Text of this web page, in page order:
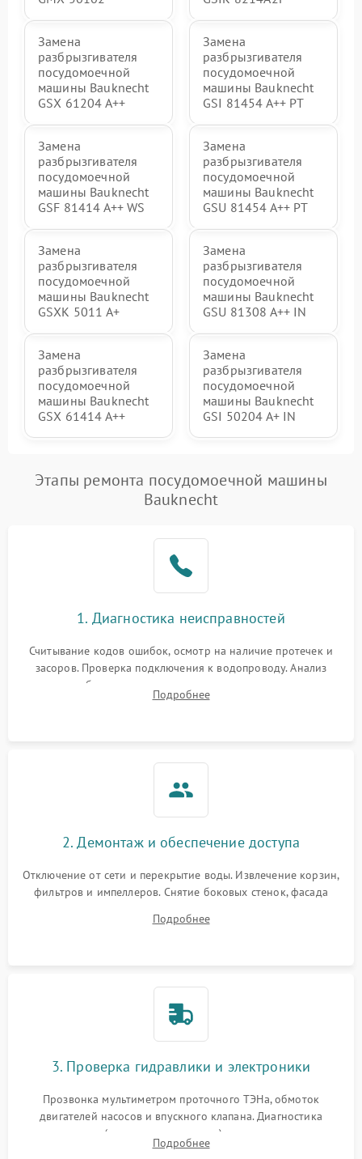
Замена
разбрызгивателя
посудомоечной
машины Bauknecht
GSX 61204 A++
Замена
разбрызгивателя
посудомоечной
машины Bauknecht
GSI 81454 A++ PT
Замена
разбрызгивателя
посудомоечной
машины Bauknecht
GSF 81414 A++ WS
Замена
разбрызгивателя
посудомоечной
машины Bauknecht
GSU 81454 A++ PT
Замена
разбрызгивателя
посудомоечной
машины Bauknecht
GSXK 5011 A+
Замена
разбрызгивателя
посудомоечной
машины Bauknecht
GSU 81308 A++ IN
Замена
разбрызгивателя
посудомоечной
машины Bauknecht
GSX 61414 A++
Замена
разбрызгивателя
посудомоечной
машины Bauknecht
GSI 50204 A+ IN
Этапы ремонта посудомоечной машины
Bauknecht
1. Диагностика неисправностей
Считывание кодов ошибок, осмотр на наличие протечек и
засоров. Проверка подключения к водопроводу. Анализ
жалоб на отсутствие слива, нагрева, вращения
разбрызгивателей или срабатывание системы защиты
Подробнее
2. Демонтаж и обеспечение доступа
Отключение от сети и перекрытие воды. Извлечение корзин,
фильтров и импеллеров. Снятие боковых стенок, фасада
циркуляционному насосу, ТЭНу и сливной помпе.
Подробнее
3. Проверка гидравлики и электроники
Прозвонка мультиметром проточного ТЭНа, обмоток
двигателей насосов и впускного клапана. Диагностика
прессостата (датчика уровня воды), датчика мутности,
концевика дверцы и электронного модуля управления.
Подробнее